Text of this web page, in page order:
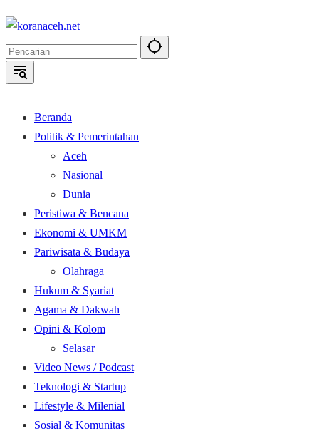
Langsung
konten
Beranda
Politik & Pemerintahan
Aceh
Nasional
Dunia
Peristiwa & Bencana
Ekonomi & UMKM
Pariwisata & Budaya
Olahraga
Hukum & Syariat
Agama & Dakwah
Opini & Kolom
Selasar
Video News / Podcast
Teknologi & Startup
Lifestyle & Milenial
Sosial & Komunitas